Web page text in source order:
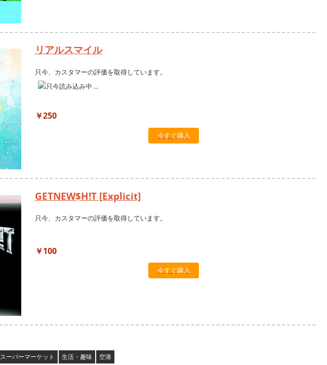
リアルスマイル
只今、カスタマーの評価を取得しています。
￥250
今すぐ購入
GETNEW$H!T [Explicit]
只今、カスタマーの評価を取得しています。
￥100
今すぐ購入
スーパーマーケット 生活・趣味 空港